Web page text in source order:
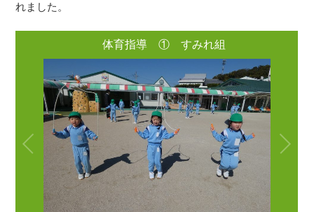
れました。
体育指導 ① すみれ組